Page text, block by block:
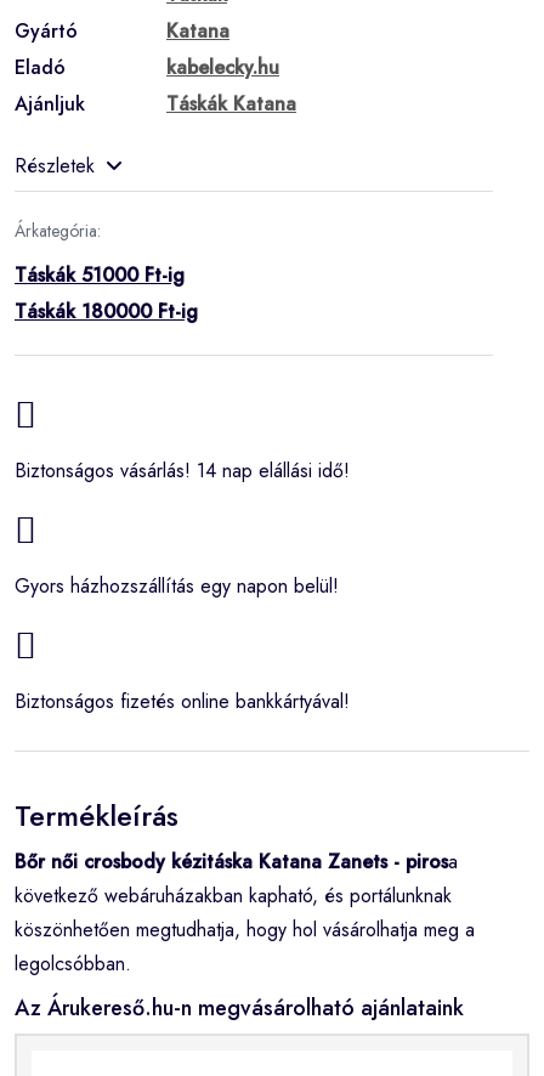
Gyártó
Katana
Eladó
kabelecky.hu
Ajánljuk
Táskák Katana
Részletek
Árkategória:
Táskák 51000 Ft-ig
Táskák 180000 Ft-ig
Biztonságos vásárlás! 14 nap elállási idő!
Gyors házhozszállítás egy napon belül!
Biztonságos fizetés online bankkártyával!
Termékleírás
Bőr női crosbody kézitáska Katana Zanets - pirosa
következő webáruházakban kapható, és portálunknak
köszönhetően megtudhatja, hogy hol vásárolhatja meg a
legolcsóbban.
Az Árukereső.hu-n megvásárolható ajánlataink